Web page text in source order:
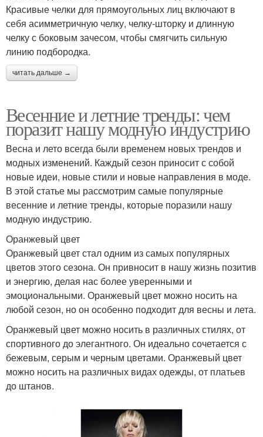
Красивые челки для прямоугольных лиц включают в
себя асимметричную челку, челку-шторку и длинную
челку с боковым зачесом, чтобы смягчить сильную
линию подбородка.
читать дальше →
Весенние и летние тренды: чем
поразит нашу модную индустрию
Весна и лето всегда были временем новых трендов и
модных изменений. Каждый сезон приносит с собой
новые идеи, новые стили и новые направления в моде.
В этой статье мы рассмотрим самые популярные
весенние и летние тренды, которые поразили нашу
модную индустрию.
Оранжевый цвет
Оранжевый цвет стал одним из самых популярных
цветов этого сезона. Он привносит в нашу жизнь позитив
и энергию, делая нас более уверенными и
эмоциональными. Оранжевый цвет можно носить на
любой сезон, но он особенно подходит для весны и лета.
Оранжевый цвет можно носить в различных стилях, от
спортивного до элегантного. Он идеально сочетается с
бежевым, серым и черным цветами. Оранжевый цвет
можно носить на различных видах одежды, от платьев
до штанов.